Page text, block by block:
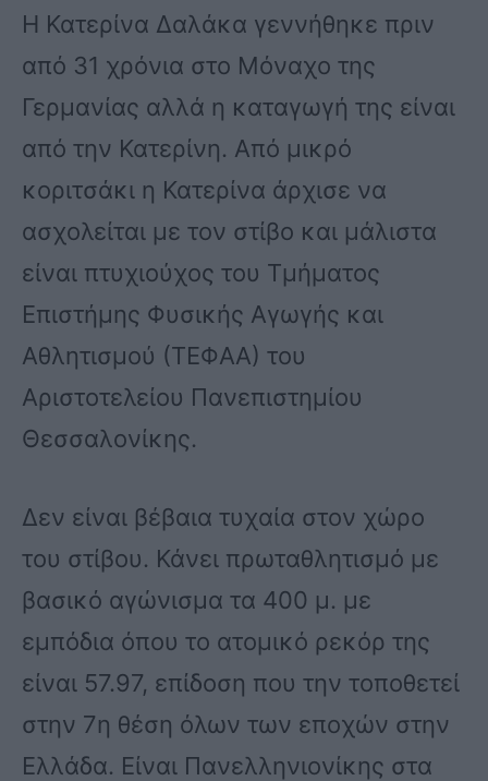
Η Κατερίνα Δαλάκα γεννήθηκε πριν
από 31 χρόνια στο Μόναχο της
Γερμανίας αλλά η καταγωγή της είναι
από την Κατερίνη. Από μικρό
κοριτσάκι η Κατερίνα άρχισε να
ασχολείται με τον στίβο και μάλιστα
είναι πτυχιούχος του Τμήματος
Επιστήμης Φυσικής Αγωγής και
Αθλητισμού (ΤΕΦΑΑ) του
Αριστοτελείου Πανεπιστημίου
Θεσσαλονίκης.
Δεν είναι βέβαια τυχαία στον χώρο
του στίβου. Κάνει πρωταθλητισμό με
βασικό αγώνισμα τα 400 μ. με
εμπόδια όπου το ατομικό ρεκόρ της
είναι 57.97, επίδοση που την τοποθετεί
στην 7η θέση όλων των εποχών στην
Ελλάδα. Είναι Πανελληνιονίκης στα